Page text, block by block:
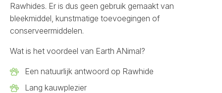
Rawhides. Er is dus geen gebruik gemaakt van
bleekmiddel, kunstmatige toevoegingen of
conserveermiddelen.
Wat is het voordeel van Earth ANimal?
Een natuurlijk antwoord op Rawhide
Lang kauwplezier